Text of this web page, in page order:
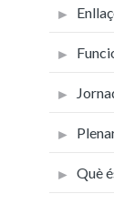
Què